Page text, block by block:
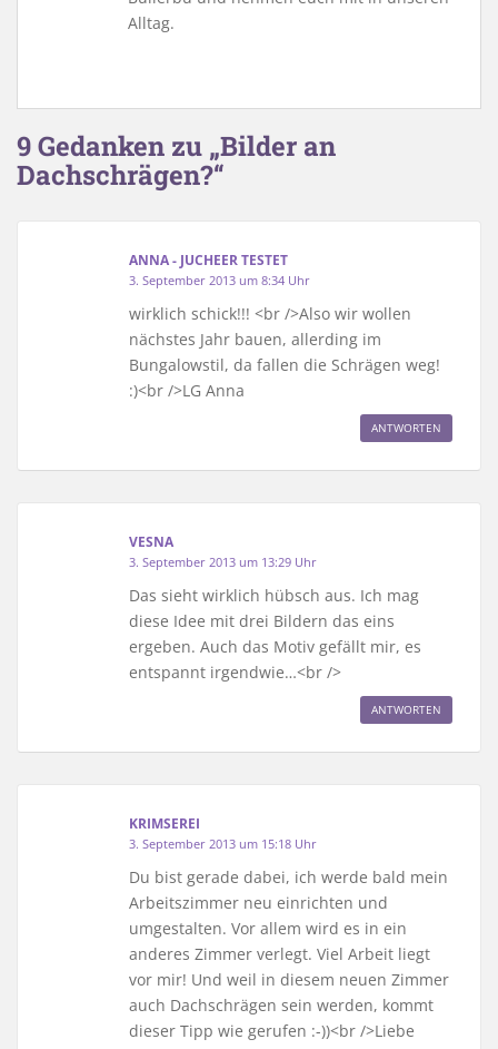
Alltag.
9 Gedanken zu „Bilder an
Dachschrägen?“
ANNA - JUCHEER TESTET
3. September 2013 um 8:34 Uhr
wirklich schick!!! <br />Also wir wollen
nächstes Jahr bauen, allerding im
Bungalowstil, da fallen die Schrägen weg!
:)<br />LG Anna
ANTWORTEN
VESNA
3. September 2013 um 13:29 Uhr
Das sieht wirklich hübsch aus. Ich mag
diese Idee mit drei Bildern das eins
ergeben. Auch das Motiv gefällt mir, es
entspannt irgendwie…<br />
ANTWORTEN
KRIMSEREI
3. September 2013 um 15:18 Uhr
Du bist gerade dabei, ich werde bald mein
Arbeitszimmer neu einrichten und
umgestalten. Vor allem wird es in ein
anderes Zimmer verlegt. Viel Arbeit liegt
vor mir! Und weil in diesem neuen Zimmer
auch Dachschrägen sein werden, kommt
dieser Tipp wie gerufen :-))<br />Liebe